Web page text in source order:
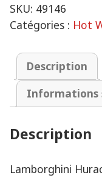
SKU: 49146
Catégories : Hot
Description
Informations
Description
Lamborghini